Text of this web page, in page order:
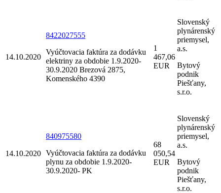
14.10.2020
8422027555
Vyúčtovacia faktúra za dodávku
elektriny za obdobie 1.9.2020-
30.9.2020 Brezová 2875,
Komenského 4390
1
467,06
EUR
Slovenský
plynárenský
priemysel,
a.s.
Bytový
podnik
Piešťany,
s.r.o.
14.10.2020
840975580
Vyúčtovacia faktúra za dodávku
plynu za obdobie 1.9.2020-
30.9.2020- PK
68
050,54
EUR
Slovenský
plynárenský
priemysel,
a.s.
Bytový
podnik
Piešťany,
s.r.o.